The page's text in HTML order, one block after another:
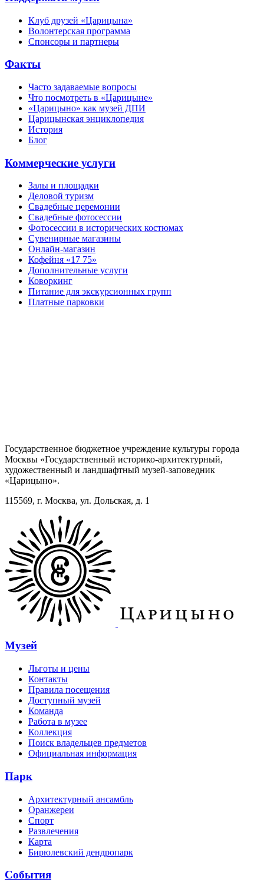
Клуб друзей «Царицына»
Волонтерская программа
Спонсоры и партнеры
Факты
Часто задаваемые вопросы
Что посмотреть в «Царицыне»
«Царицыно» как музей ДПИ
Царицынская энциклопедия
История
Блог
Коммерческие услуги
Залы и площадки
Деловой туризм
Свадебные церемонии
Свадебные фотосессии
Фотосессии в исторических костюмах
Сувенирные магазины
Онлайн-магазин
Кофейня «17 75»
Дополнительные услуги
Коворкинг
Питание для экскурсионных групп
Платные парковки
Государственное бюджетное учреждение культуры города
Москвы «Государственный историко-архитектурный,
художественный и ландшафтный музей-заповедник
«Царицыно».
115569, г. Москва, ул. Дольская, д. 1
Музей
Льготы и цены
Контакты
Правила посещения
Доступный музей
Команда
Работа в музее
Коллекция
Поиск владельцев предметов
Официальная информация
Парк
Архитектурный ансамбль
Оранжереи
Спорт
Развлечения
Карта
Бирюлевский дендропарк
События